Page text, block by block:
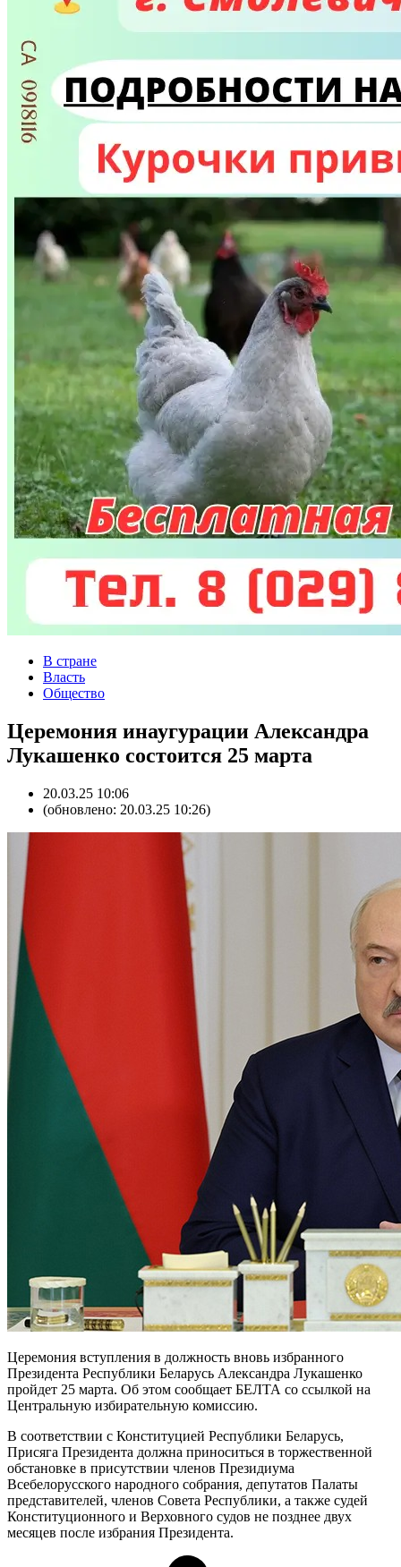
В стране
Власть
Общество
Церемония инаугурации Александра
Лукашенко состоится 25 марта
20.03.25 10:06
(обновлено: 20.03.25 10:26)
Церемония вступления в должность вновь избранного
Президента Республики Беларусь Александра Лукашенко
пройдет 25 марта. Об этом сообщает БЕЛТА со ссылкой на
Центральную избирательную комиссию.
В соответствии с Конституцией Республики Беларусь,
Присяга Президента должна приноситься в торжественной
обстановке в присутствии членов Президиума
Всебелорусского народного собрания, депутатов Палаты
представителей, членов Совета Республики, а также судей
Конституционного и Верховного судов не позднее двух
месяцев после избрания Президента.